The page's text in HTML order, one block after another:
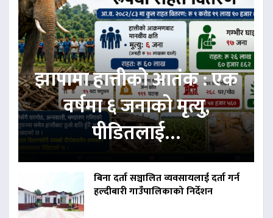
झापामा हात्तीको आतंक : एक
वर्षमा ६ जनाको मृत्यु,
पीडितलाई…
बिना दर्ता सञ्चालित व्यवसायलाई दर्ता गर्न
हल्दीबारी गाउँपालिकाको निर्देशन